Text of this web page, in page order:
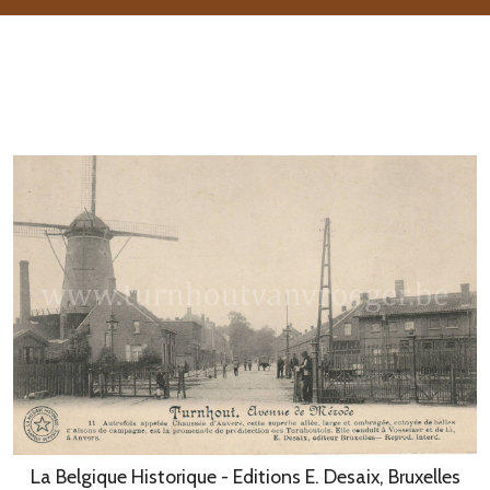
La Belgique Historique - Editions E. Desaix, Bruxelles